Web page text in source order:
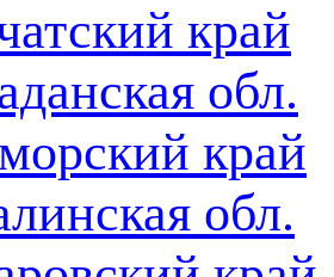
край
обл.
край
обл.